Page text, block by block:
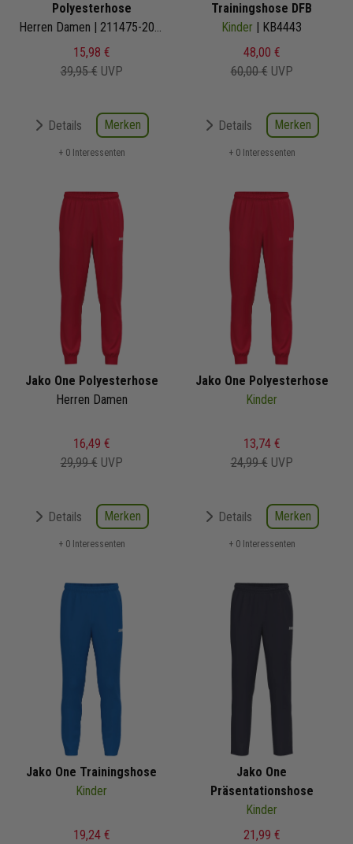
Polyesterhose
Herren Damen | 211475-2001
15,98 €
39,95 € UVP
Details Merken
+ 0 Interessenten
Trainingshose DFB
Kinder | KB4443
48,00 €
60,00 € UVP
Details Merken
+ 0 Interessenten
Jako One Polyesterhose
Herren Damen
16,49 €
29,99 € UVP
Details Merken
+ 0 Interessenten
Jako One Polyesterhose
Kinder
13,74 €
24,99 € UVP
Details Merken
+ 0 Interessenten
Jako One Trainingshose
Kinder
19,24 €
Jako One
Präsentationshose
Kinder
21,99 €